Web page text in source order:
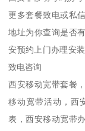
更多套餐致电或私
地址为你查询是否
安预约上门办理安
致电咨询
西安移动宽带套餐
移动宽带活动，西
表，西安移动宽带